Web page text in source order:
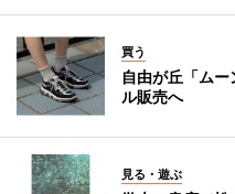
買う
自由が丘「ム
ル販売へ
見る・遊ぶ